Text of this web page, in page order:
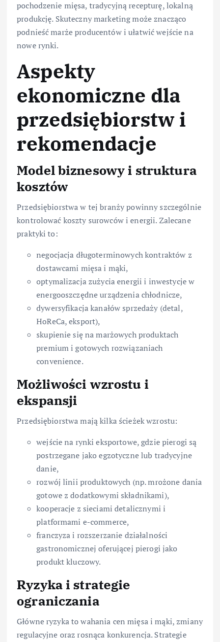
pochodzenie mięsa, tradycyjną recepturę, lokalną
produkcję. Skuteczny marketing może znacząco
podnieść marże producentów i ułatwić wejście na
nowe rynki.
Aspekty
ekonomiczne dla
przedsiębiorstw i
rekomendacje
Model biznesowy i struktura
kosztów
Przedsiębiorstwa w tej branży powinny szczególnie
kontrolować koszty surowców i energii. Zalecane
praktyki to:
negocjacja długoterminowych kontraktów z
dostawcami mięsa i mąki,
optymalizacja zużycia energii i inwestycje w
energooszczędne urządzenia chłodnicze,
dywersyfikacja kanałów sprzedaży (detal,
HoReCa, eksport),
skupienie się na marżowych produktach
premium i gotowych rozwiązaniach
convenience.
Możliwości wzrostu i
ekspansji
Przedsiębiorstwa mają kilka ścieżek wzrostu:
wejście na rynki eksportowe, gdzie pierogi są
postrzegane jako egzotyczne lub tradycyjne
danie,
rozwój linii produktowych (np. mrożone dania
gotowe z dodatkowymi składnikami),
kooperacje z sieciami detalicznymi i
platformami e-commerce,
franczyza i rozszerzanie działalności
gastronomicznej oferującej pierogi jako
produkt kluczowy.
Ryzyka i strategie
ograniczania
Główne ryzyka to wahania cen mięsa i mąki, zmiany
regulacyjne oraz rosnąca konkurencja. Strategie